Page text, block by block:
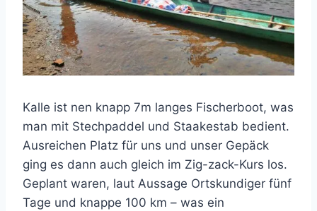
Kalle ist nen knapp 7m langes Fischerboot, was
man mit Stechpaddel und Staakestab bedient.
Ausreichen Platz für uns und unser Gepäck
ging es dann auch gleich im Zig-zack-Kurs los.
Geplant waren, laut Aussage Ortskundiger fünf
Tage und knappe 100 km – was ein